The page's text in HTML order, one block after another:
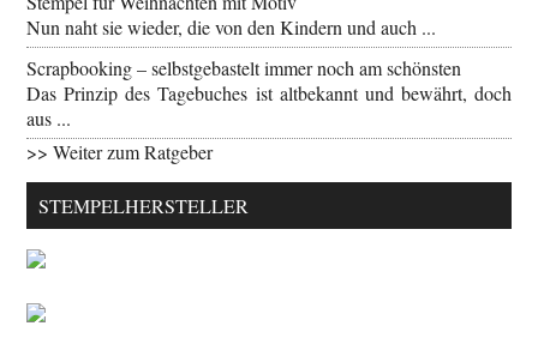
Nun naht sie wieder, die von den Kindern und auch ...
Scrapbooking – selbstgebastelt immer noch am schönsten
Das Prinzip des Tagebuches ist altbekannt und bewährt, doch
aus ...
>> Weiter zum Ratgeber
STEMPELHERSTELLER